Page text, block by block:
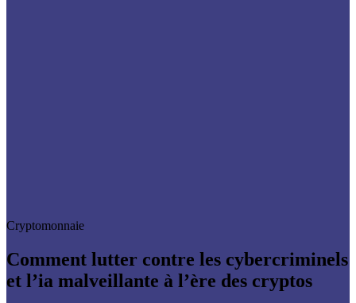
Cryptomonnaie
Comment lutter contre les cybercriminels
et l’ia malveillante à l’ère des cryptos